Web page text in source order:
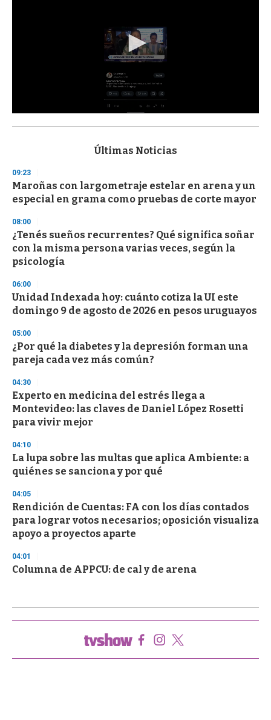
s
d
s
o
f
3
s
e
c
o
d
s
Últimas Noticias
09:23
Maroñas con largometraje estelar en arena y un
especial en grama como pruebas de corte mayor
08:00
¿Tenés sueños recurrentes? Qué significa soñar
con la misma persona varias veces, según la
psicología
06:00
Unidad Indexada hoy: cuánto cotiza la UI este
domingo 9 de agosto de 2026 en pesos uruguayos
05:00
¿Por qué la diabetes y la depresión forman una
pareja cada vez más común?
04:30
Experto en medicina del estrés llega a
Montevideo: las claves de Daniel López Rosetti
para vivir mejor
04:10
La lupa sobre las multas que aplica Ambiente: a
quiénes se sanciona y por qué
04:05
Rendición de Cuentas: FA con los días contados
para lograr votos necesarios; oposición visualiza
apoyo a proyectos aparte
04:01
Columna de APPCU: de cal y de arena